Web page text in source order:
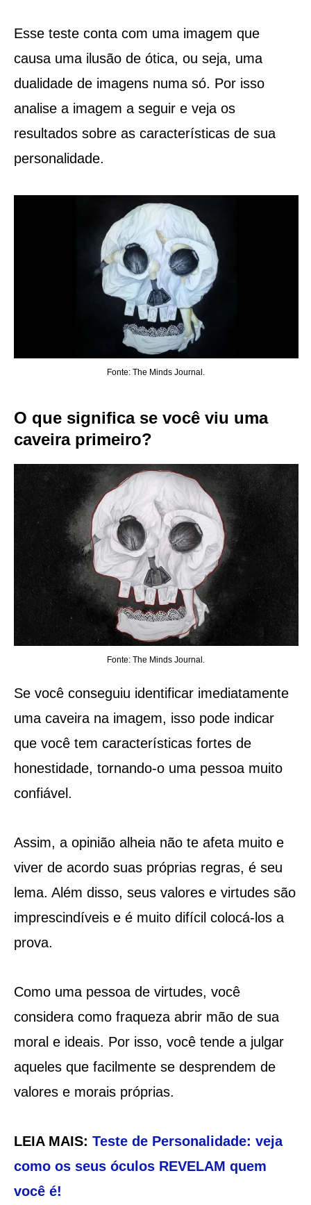
Esse teste conta com uma imagem que
causa uma ilusão de ótica, ou seja, uma
dualidade de imagens numa só. Por isso
analise a imagem a seguir e veja os
resultados sobre as características de sua
personalidade.
Fonte: The Minds Journal.
O que significa se você viu uma
caveira primeiro?
Fonte: The Minds Journal.
Se você conseguiu identificar imediatamente
uma caveira na imagem, isso pode indicar
que você tem características fortes de
honestidade, tornando-o uma pessoa muito
confiável.
Assim, a opinião alheia não te afeta muito e
viver de acordo suas próprias regras, é seu
lema. Além disso, seus valores e virtudes são
imprescindíveis e é muito difícil colocá-los a
prova.
Como uma pessoa de virtudes, você
considera como fraqueza abrir mão de sua
moral e ideais. Por isso, você tende a julgar
aqueles que facilmente se desprendem de
valores e morais próprias.
LEIA MAIS: Teste de Personalidade: veja
como os seus óculos REVELAM quem
você é!